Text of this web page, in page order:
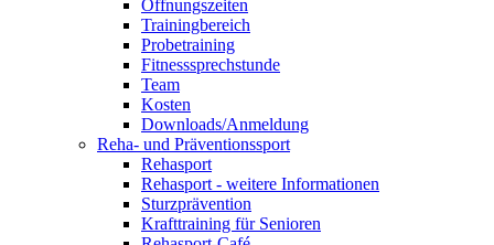
Öffnungszeiten
Trainingbereich
Probetraining
Fitnesssprechstunde
Team
Kosten
Downloads/Anmeldung
Reha- und Präventionssport
Rehasport
Rehasport - weitere Informationen
Sturzprävention
Krafttraining für Senioren